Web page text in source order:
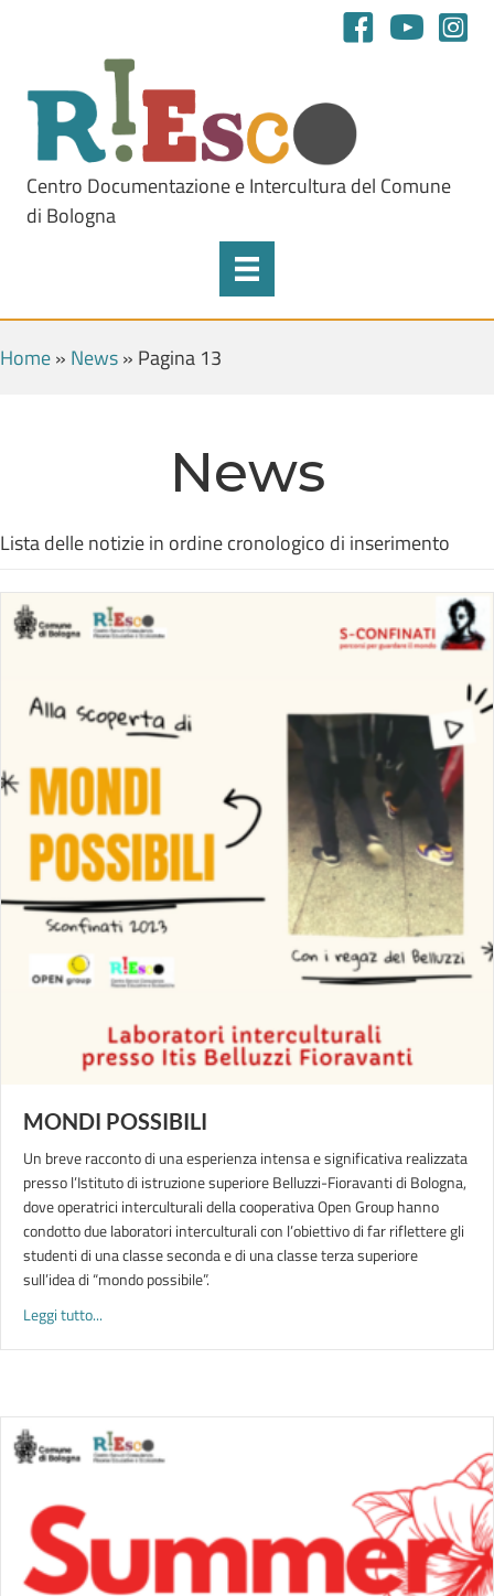
Centro Documentazione e Intercultura del Comune
di Bologna
Home» News» Pagina 13
News
Lista delle notizie in ordine cronologico di inserimento
MONDI POSSIBILI
Un breve racconto di una esperienza intensa e significativa realizzata
presso l’Istituto di istruzione superiore Belluzzi-Fioravanti di Bologna,
dove operatrici interculturali della cooperativa Open Group hanno
condotto due laboratori interculturali con l’obiettivo di far riflettere gli
studenti di una classe seconda e di una classe terza superiore
sull’idea di “mondo possibile”.
Leggi tutto...